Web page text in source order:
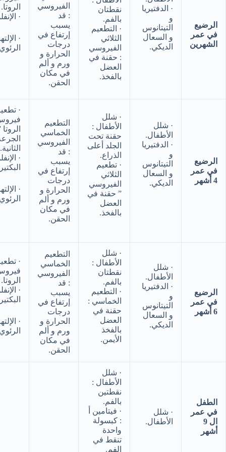
الرضيع
في عمر
الشهرين
· الدفتيريا
و
التيتانوس
و السعال
الديكي.
نقطتان
بالفم.
· التطعيم
الثلاثي
الفيروسي
: حقنة في
العضل
بالفخذ.
الفيروسي
: قد
يسبب
إرتفاع في
درجات
الحرارة و
ورم و ألم
في مكان
الحقن.
الروتا.
·
·
الرضيع
في عمر
4 أشهر
· شلل
الأطفال.
· الدفتيريا
و
التيتانوس
و السعال
الديكي.
· شلل
الأطفال :
حقنة تحت
الجلد أعلى
الذراع.
· تطعيم
الثلاثي
الفيروسي
” حقنة في
العضل
بالفخذ.
التطعيم
الخماسي
الفيروسي
: قد
يسبب
إرتفاع في
درجات
الحرارة و
ورم و ألم
في مكان
الحقن.
·
الروتا
الثانية.
·
·
الرضيع
في عمر
6 أشهر
· شلل
الأطفال.
· الدفتيريا
و
التيتانوس
و السعال
الديكي.
· شلل
الأطفال :
نقطتان
بالفم.
· التطعيم
الخماسي :
حقنة في
العضل
بالفخذ
الأيمن.
التطعيم
الخماسي
الفيروسي
: قد
يسبب
إرتفاع في
درجات
الحرارة و
ورم و ألم
في مكان
الحقن.
·
الروتا.
·
·
الطفل
في عمر
ال 9
أشهر
· شلل
الأطفال.
· شلل
الأطفال :
نقطتين
بالفم.
· فيتامين أ
: كبسولة
واحدة
تنقط في
الفم.